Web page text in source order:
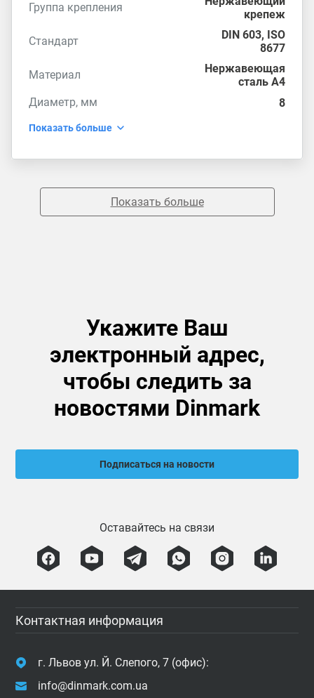
Группа крепления
крепеж
Стандарт
DIN 603, ISO
8677
Материал
Нержавеющая
сталь А4
Диаметр, мм
8
Показать больше
Показать больше
Укажите Ваш
электронный адрес,
чтобы следить за
новостями Dinmark
Подписаться на новости
Оставайтесь на связи
Контактная информация
г. Львов ул. Й. Слепого, 7 (офис):
info@dinmark.com.ua